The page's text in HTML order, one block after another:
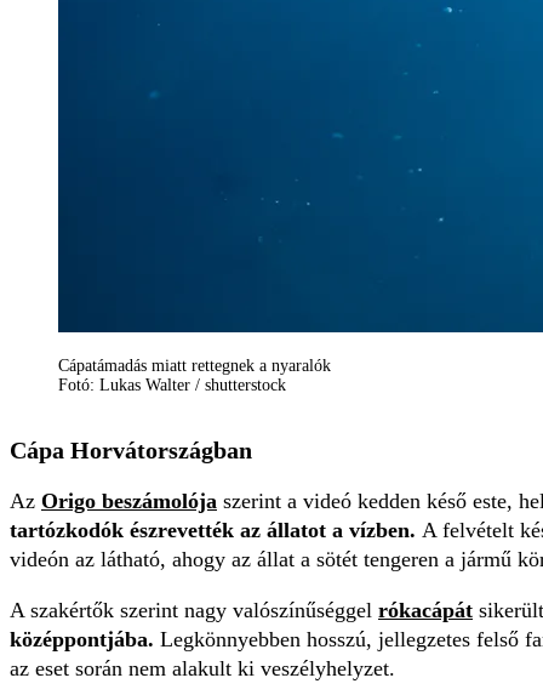
Cápatámadás miatt rettegnek a nyaralók
Fotó: Lukas Walter / shutterstock
Cápa Horvátországban
Az Origo beszámolója szerint a videó kedden késő este,
tartózkodók észrevették az állatot a vízben. A felvételt
videón az látható, ahogy az állat a sötét tengeren a jármű
A szakértők szerint nagy valószínűséggel rókacápát
középpontjába. Legkönnyebben hosszú, jellegzetes felső
az eset során nem alakult ki veszélyhelyzet.